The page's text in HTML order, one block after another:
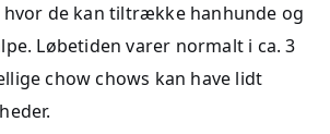
de kan tiltrække hanhunde og
Løbetiden varer normalt i ca. 3
chow chows kan have lidt